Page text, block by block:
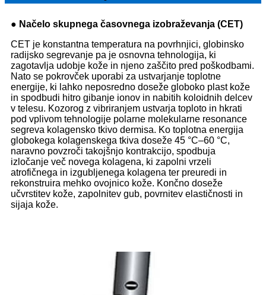
● Načelo skupnega časovnega izobraževanja (CET)
CET je konstantna temperatura na povrhnjici, globinsko
radijsko segrevanje pa je osnovna tehnologija, ki
zagotavlja udobje kože in njeno zaščito pred poškodbami.
Nato se pokrovček uporabi za ustvarjanje toplotne
energije, ki lahko neposredno doseže globoko plast kože
in spodbudi hitro gibanje ionov in nabitih koloidnih delcev
v telesu. Kozorog z vibriranjem ustvarja toploto in hkrati
pod vplivom tehnologije polarne molekularne resonance
segreva kolagensko tkivo dermisa. Ko toplotna energija
globokega kolagenskega tkiva doseže 45 °C–60 °C,
naravno povzroči takojšnjo kontrakcijo, spodbuja
izločanje več novega kolagena, ki zapolni vrzeli
atrofičnega in izgubljenega kolagena ter preuredi in
rekonstruira mehko ovojnico kože. Končno doseže
učvrstitev kože, zapolnitev gub, povrnitev elastičnosti in
sijaja kože.